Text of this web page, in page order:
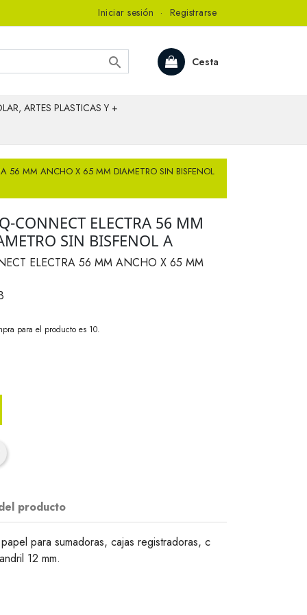
Iniciar sesión · Registrarse
Cesta

ARTES PLASTICAS Y +
56 MM ANCHO X 65 MM DIAMETRO SIN BISFENOL
CONNECT ELECTRA 56 MM
SIN BISFENOL A
ELECTRA 56 MM ANCHO X 65 MM
para el producto es 10.
producto
para sumadoras, cajas registradoras, c
12 mm.